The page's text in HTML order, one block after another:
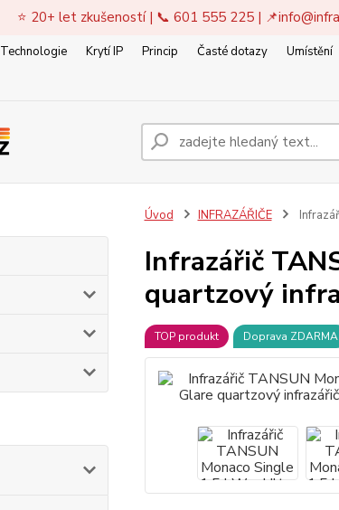
⭐ 20+ let zkušeností | 📞 601 555 225 | 📌
Technologie Krytí IP Princip Časté dotazy Umístění
Úvod INFRAZÁŘIČE
Infrazářič
quartzový
TOP produkt Doprava ZDARMA